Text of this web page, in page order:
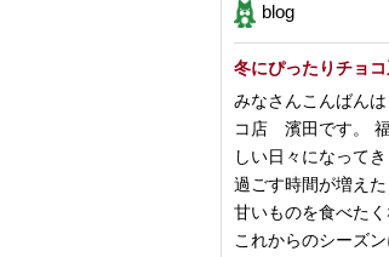
blog
冬にぴったりチョ
みなさんこんばん
コ店 濱田です。
しい日々になって
過ごす時間が増え
甘いものを食べた
これからのシーズ